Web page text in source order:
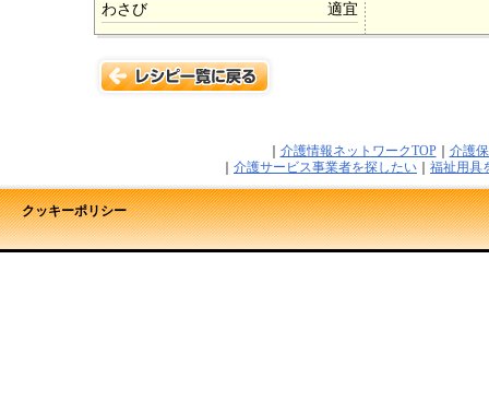
わさび
適宜
介護情報ネットワークTOP｜ 介護
介護サービス事業者を探したい 福祉用具
クッキーポリシー